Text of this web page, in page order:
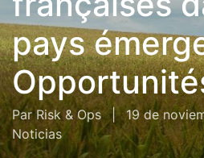
pays
Par Risk & Ops | 19 de
Noticias